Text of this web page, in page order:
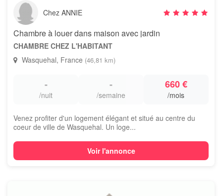
Chez ANNIE
Chambre à louer dans maison avec jardin
CHAMBRE CHEZ L'HABITANT
Wasquehal, France (46,81 km)
-
/nuit
-
/semaine
660 €
/mois
Venez profiter d'un logement élégant et situé au centre du
coeur de ville de Wasquehal. Un loge...
Voir l'annonce